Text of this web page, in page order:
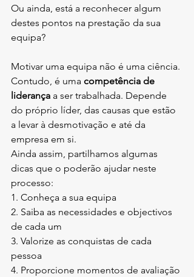
Ou ainda, está a reconhecer algum
destes pontos na prestação da sua
equipa?
Motivar uma equipa não é uma ciência.
Contudo, é uma competência de
liderança a ser trabalhada. Depende
do próprio líder, das causas que estão
a levar à desmotivação e até da
empresa em si.
Ainda assim, partilhamos algumas
dicas que o poderão ajudar neste
processo:
1. Conheça a sua equipa
2. Saiba as necessidades e objectivos
de cada um
3. Valorize as conquistas de cada
pessoa
4. Proporcione momentos de avaliação